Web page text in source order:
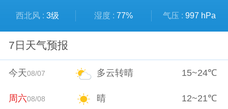
西北风 :3级 湿度 : 77% 气压 : 997 hPa
7日天气预报
今天08/07 多云转晴 15~24℃
周六08/08 晴 12~21℃